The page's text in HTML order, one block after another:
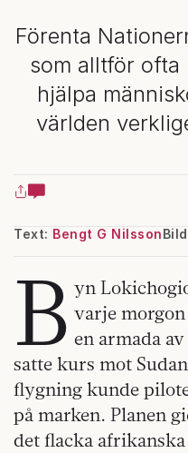
Förenta
som alltför ofta
hjälpa
världen
Text: Bengt G Nilsson
B yn
varje
en armada
satte kurs mot
flygning kunde
på marken. Planen
det flacka